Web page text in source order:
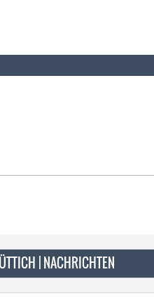
| NACHRICHTEN